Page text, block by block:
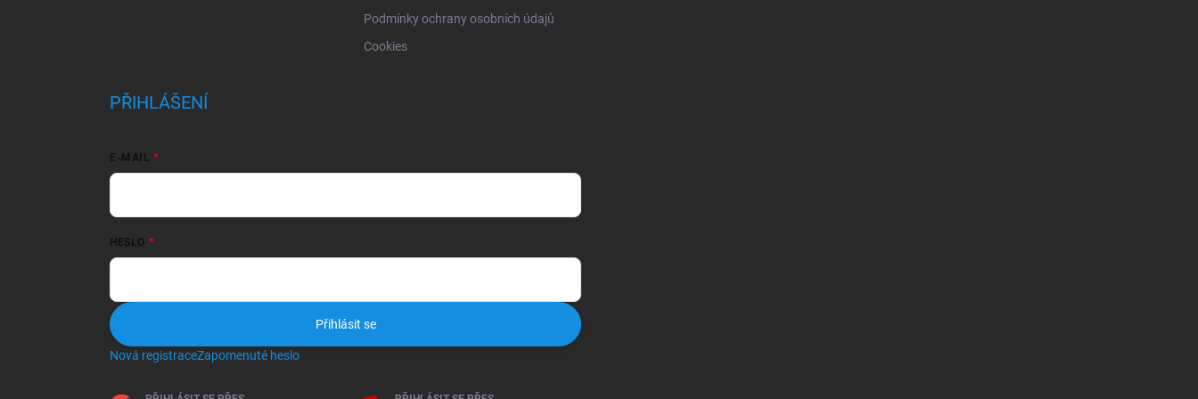
Podmínky ochrany osobních údajů
Cookies
PŘIHLÁŠENÍ
E-MAIL
HESLO
Přihlásit se
Nová registraceZapomenuté heslo